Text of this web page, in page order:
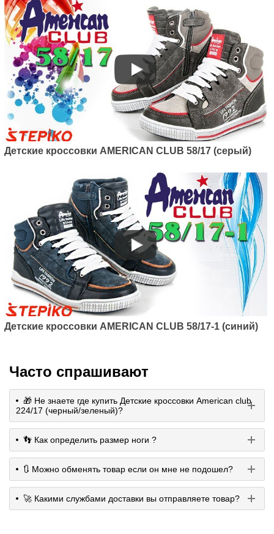
Детские кроссовки AMERICAN CLUB 58/17 (серый)
Детские кроссовки AMERICAN CLUB 58/17-1 (синий)
Часто спрашивают
🎁 Не знаете где купить Детские кроссовки American club
224/17 (черный/зеленый)?
👣 Как определить размер ноги ?
🔃 Можно обменять товар если он мне не подошел?
🚀 Какими службами доставки вы отправляете товар?